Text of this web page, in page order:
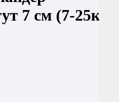
7 см (7-25кг)